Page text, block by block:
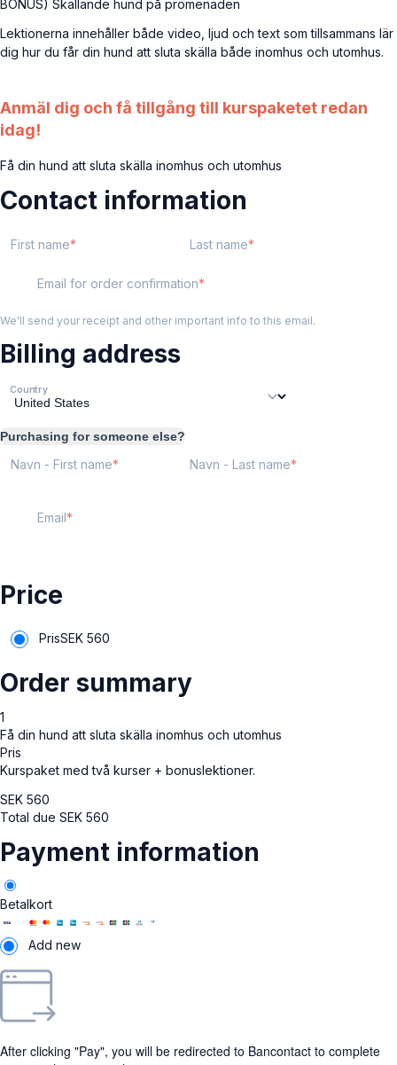
BONUS) Skällande hund på promenaden
Lektionerna innehåller både video, ljud och text som tillsammans lär
dig hur du får din hund att sluta skälla både inomhus och utomhus.
Anmäl dig och få tillgång till kurspaketet redan
idag!
Få din hund att sluta skälla inomhus och utomhus
Contact information
First name Last name
Email for order confirmation
We'll send your receipt and other important info to this email.
Billing address
Country
Purchasing for someone else?
Navn - First name Navn - Last name
Email
Price
PrisSEK 560
Order summary
1
Få din hund att sluta skälla inomhus och utomhus
Pris
Kurspaket med två kurser + bonuslektioner.
SEK 560
Total due SEK 560
Payment information
Betalkort
Add new
After clicking "Pay", you will be redirected to Bancontact to complete